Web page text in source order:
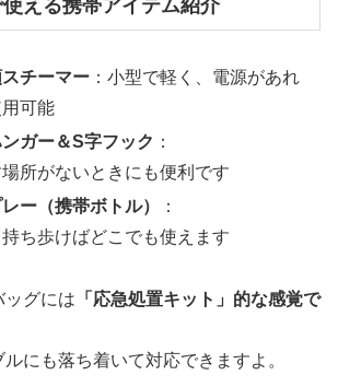
える携帯アイテム紹介
チーマー ：小型で軽く、電源があれ
可能
ガー＆S字フック ：
所がないときにも便利です
ー（携帯ボトル）
：
ち歩けばどこでも使えます
ッグには 「応急処置キット」的な感覚で
にも落ち着いて対応できますよ。